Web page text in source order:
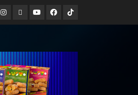
Instagram
X YoutubeFacebook
TikTok